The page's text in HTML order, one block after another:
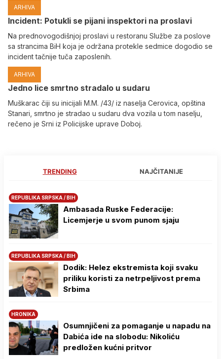
ARHIVA
Incident: Potukli se pijani inspektori na proslavi
Na prednovogodišnjoj proslavi u restoranu Službe za poslove
sa strancima BiH koja je održana protekle sedmice dogodio se
incident tačnije tuča zaposlenih.
ARHIVA
Јedno lice smrtno stradalo u sudaru
Muškarac čiji su inicijali M.M. /43/ iz naselja Cerovica, opština
Stanari, smrtno je stradao u sudaru dva vozila u tom naselju,
rečeno je Srni iz Policijske uprave Doboj.
TRENDING NAJČITANIJE
REPUBLIKA SRPSKA / BIH
Ambasada Ruske Federacije:
Licemjerje u svom punom sjaju
REPUBLIKA SRPSKA / BIH
Dodik: Helez ekstremista koji svaku
priliku koristi za netrpeljivost prema
Srbima
HRONIKA
Osumnjičeni za pomaganje u napadu na
Dabića ide na slobodu: Nikoliću
predložen kućni pritvor